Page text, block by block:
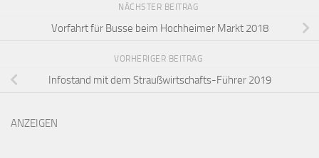
NÄCHSTER BEITRAG
Vorfahrt für Busse beim Hochheimer Markt 2018
VORHERIGER BEITRAG
Infostand mit dem Straußwirtschafts-Führer 2019
ANZEIGEN